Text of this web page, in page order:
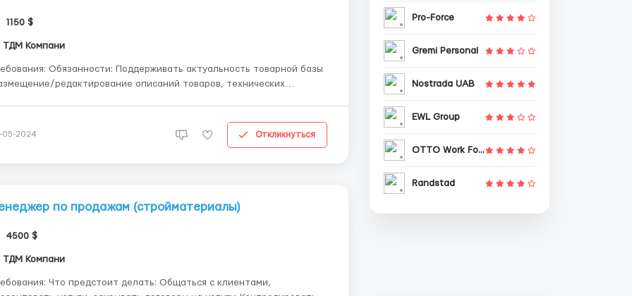
1150 $
ТДМ Компани
Поддерживать актуальность товарной базы
редактирование описаний товаров, технических
05-2024 Откликнуться
по продажам (стройматериалы)
4500 $
ТДМ Компани
предстоит делать: Общаться с клиентами,
Pro-Force
Gremi Personal
Nostrada UAB
EWL Group
OTTO Work Force
Randstad